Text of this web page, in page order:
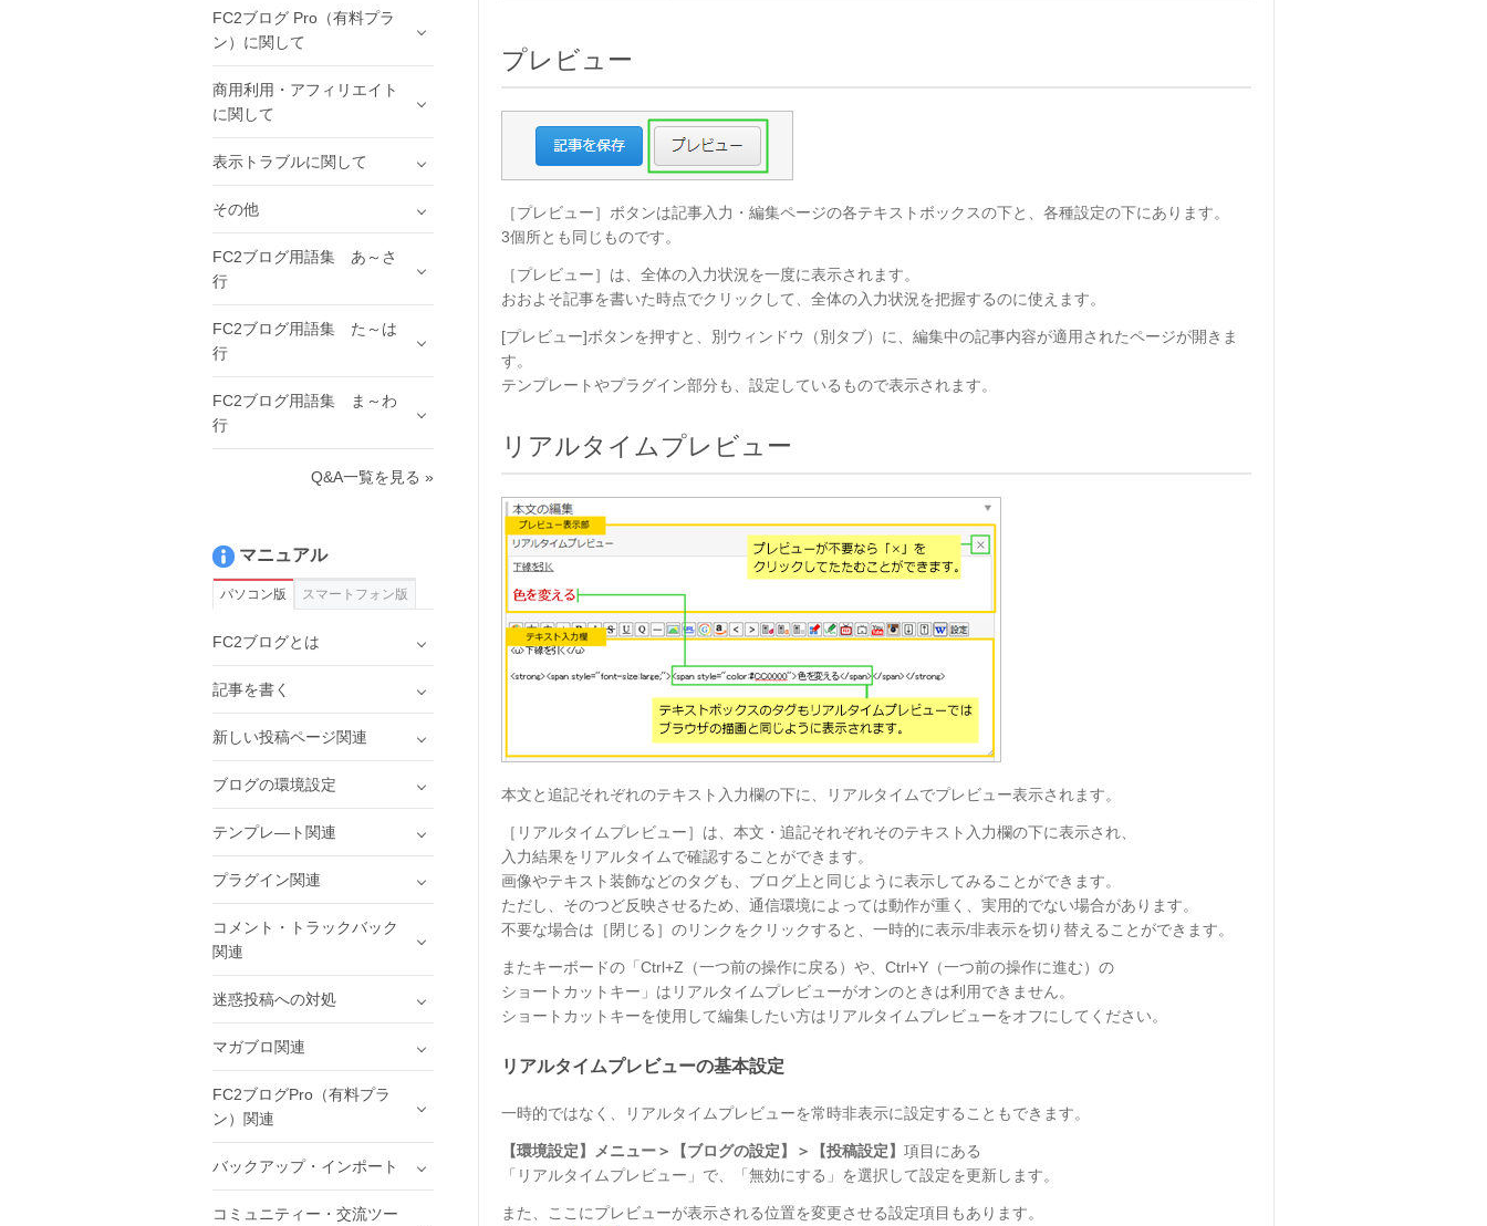
プレビュー
［プレビュー］ボタンは記事入力・編集ページの各テキストボックスの下と、各種設定の下にあります。
3個所とも同じものです。
［プレビュー］は、全体の入力状況を一度に表示されます。
おおよそ記事を書いた時点でクリックして、全体の入力状況を把握するのに使えます。
[プレビュー]ボタンを押すと、別ウィンドウ（別タブ）に、編集中の記事内容が適用されたページが開きま
す。
テンプレートやプラグイン部分も、設定しているもので表示されます。
リアルタイムプレビュー
本文と追記それぞれのテキスト入力欄の下に、リアルタイムでプレビュー表示されます。
［リアルタイムプレビュー］は、本文・追記それぞれそのテキスト入力欄の下に表示され、
入力結果をリアルタイムで確認することができます。
画像やテキスト装飾などのタグも、ブログ上と同じように表示してみることができます。
ただし、そのつど反映させるため、通信環境によっては動作が重く、実用的でない場合があります。
不要な場合は［閉じる］のリンクをクリックすると、一時的に表示/非表示を切り替えることができます。
またキーボードの「Ctrl+Z（一つ前の操作に戻る）や、Ctrl+Y（一つ前の操作に進む）の
ショートカットキー」はリアルタイムプレビューがオンのときは利用できません。
ショートカットキーを使用して編集したい方はリアルタイムプレビューをオフにしてください。
リアルタイムプレビューの基本設定
一時的ではなく、リアルタイムプレビューを常時非表示に設定することもできます。
【環境設定】メニュー＞【ブログの設定】＞【投稿設定】 項目にある
「リアルタイムプレビュー」で、「無効にする」を選択して設定を更新します。
また、ここにプレビューが表示される位置を変更させる設定項目もあります。
FC2ブログ Pro（有料プラ
ン）に関して
商用利用・アフィリエイト
に関して
表示トラブルに関して
その他
FC2ブログ用語集 あ～さ
行
FC2ブログ用語集 た～は
行
FC2ブログ用語集 ま～わ
行
Q&A一覧を見る »
マニュアル
パソコン版 スマートフォン版
FC2ブログとは
記事を書く
新しい投稿ページ関連
ブログの環境設定
テンプレ―ト関連
プラグイン関連
コメント・トラックバック
関連
迷惑投稿への対処
マガブロ関連
FC2ブログPro（有料プラ
ン）関連
バックアップ・インポート
コミュニティー・交流ツー